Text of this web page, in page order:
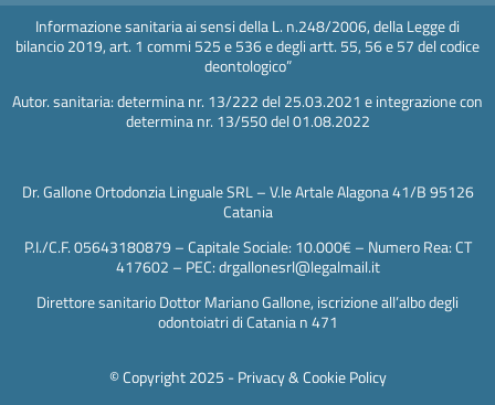
Informazione sanitaria ai sensi della L. n.248/2006, della Legge di
bilancio 2019, art. 1 commi 525 e 536 e degli artt. 55, 56 e 57 del codice
deontologico”
Autor. sanitaria: determina nr. 13/222 del 25.03.2021 e integrazione con
determina nr. 13/550 del 01.08.2022
Dr. Gallone Ortodonzia Linguale SRL – V.le Artale Alagona 41/B 95126
Catania
P.I./C.F. 05643180879 – Capitale Sociale: 10.000€ – Numero Rea: CT
417602 – PEC: drgallonesrl@legalmail.it
Direttore sanitario Dottor Mariano Gallone, iscrizione all’albo degli
odontoiatri di Catania n 471
© Copyright 2025 -Privacy & Cookie Policy